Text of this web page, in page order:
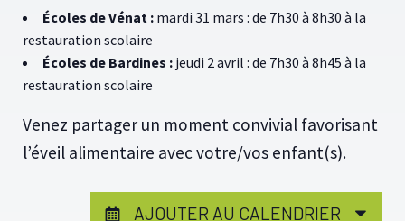
Écoles de Vénat : mardi 31 mars : de 7h30 à 8h30 à la
restauration scolaire
Écoles de Bardines : jeudi 2 avril : de 7h30 à 8h45 à la
restauration scolaire
Venez partager un moment convivial favorisant
l’éveil alimentaire avec votre/vos enfant(s).
AJOUTER AU CALENDRIER